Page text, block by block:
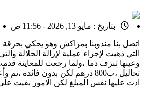
بتاريخ : مايو 13, 2026 - 11:56 ص
اتصل بنا مندوبنا بمراكش وهو يحكي
التي ذهبت لإجراء عملية لإزالة الجلالة
وعينها تنزف دما ،ولما رجعت للمعاينة
تحاليل ،ب800 درهم لكن بدون فائدة
ادت عليها نفس المبلغ لكن الامور بقيت